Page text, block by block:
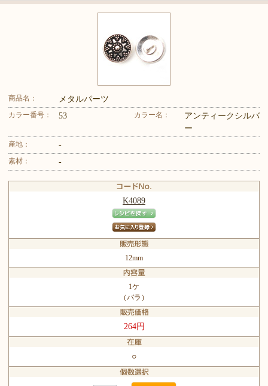
商品名： メタルパーツ
カラー番号： 53 カラー名：
アンティークシルバ
ー
産地： -
素材： -
K4089
12mm
1ケ
（バラ）
264円
○